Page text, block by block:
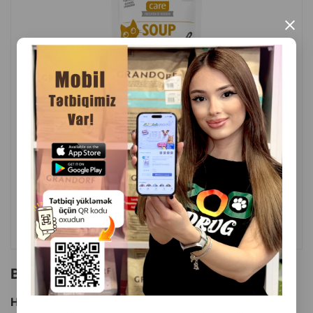
×
( Rəylər)
Çəki Qiymət
Almaq
1 ədəd
2.30
ALMAQ
Bu brendin başqa məhsulları
Hamısını Gör